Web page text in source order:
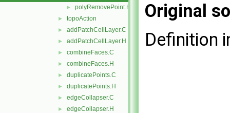
► polyRemovePoint.H
► topoAction
► addPatchCellLayer.C
► addPatchCellLayer.H
► combineFaces.C
► combineFaces.H
► duplicatePoints.C
► duplicatePoints.H
► edgeCollapser.C
►
edgeCollapser.H
Original
Definition